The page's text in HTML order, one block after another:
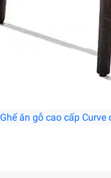
Ghế ăn gỗ cao cấp